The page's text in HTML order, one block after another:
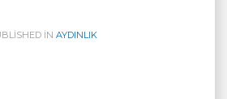
IN AYDINLIK